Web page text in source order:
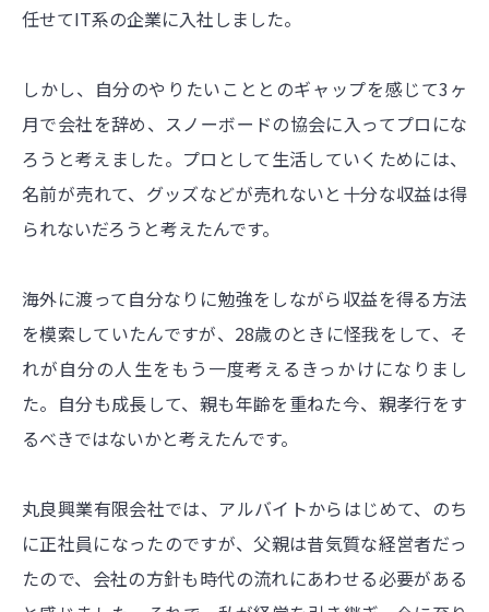
任せてIT系の企業に入社しました。
しかし、自分のやりたいこととのギャップを感じて3ヶ
月で会社を辞め、スノーボードの協会に入ってプロにな
ろうと考えました。プロとして生活していくためには、
名前が売れて、グッズなどが売れないと十分な収益は得
られないだろうと考えたんです。
海外に渡って自分なりに勉強をしながら収益を得る方法
を模索していたんですが、28歳のときに怪我をして、そ
れが自分の人生をもう一度考えるきっかけになりまし
た。自分も成長して、親も年齢を重ねた今、親孝行をす
るべきではないかと考えたんです。
丸良興業有限会社では、アルバイトからはじめて、のち
に正社員になったのですが、父親は昔気質な経営者だっ
たので、会社の方針も時代の流れにあわせる必要がある